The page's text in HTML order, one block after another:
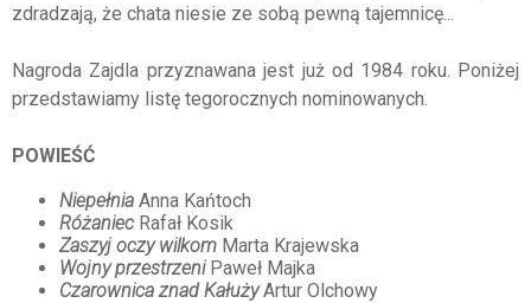
zdradzają, że chata niesie ze sobą pewną tajemnicę...
Nagroda Zajdla przyznawana jest już od 1984 roku. Poniżej
przedstawiamy listę tegorocznych nominowanych.
POWIEŚĆ
Niepełnia Anna Kańtoch
Różaniec Rafał Kosik
Zaszyj oczy wilkom Marta Krajewska
Wojny przestrzeni Paweł Majka
Czarownica znad KałużyArtur Olchowy